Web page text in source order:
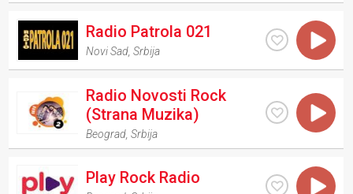
Radio Patrola 021
Novi Sad ,Srbija
Radio Novosti Rock
(Strana Muzika)
Beograd ,Srbija
Play Rock Radio